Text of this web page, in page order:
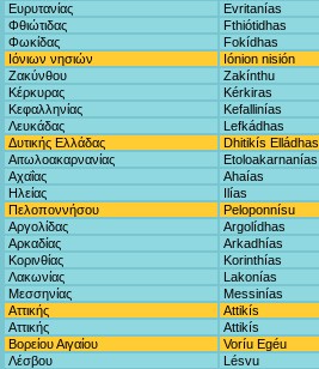
Ευρυτανίας
Evritanías
Φθιώτιδας
Fthiótidhas
Φωκίδας
Fokídhas
Ιόνιων νησιών
Iónion nisión
Ζακύνθου
Zakínthu
Κέρκυρας
Kérkiras
Κεφαλληνίας
Kefallinías
Λευκάδας
Lefkádhas
Δυτικής Ελλάδας
Dhitikís Elládhas
Αιτωλοακαρνανίας
Etoloakarnanías
Αχαΐας
Ahaías
Ηλείας
Ilías
Πελοποννήσου
Peloponnísu
Αργολίδας
Argolídhas
Αρκαδίας
Arkadhías
Κορινθίας
Korinthías
Λακωνίας
Lakonías
Μεσσηνίας
Messinías
Αττικής
Attikís
Αττικής
Attikís
Βορείου Αιγαίου
Voríu Egéu
Λέσβου
Lésvu